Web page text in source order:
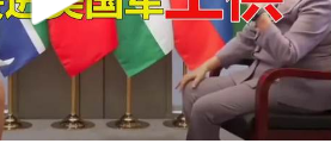
李亚鹏向地铁吐血女孩捐99999元
台风白海豚或在华东沿海登陆
弹药库存告急 美军补货难07:49